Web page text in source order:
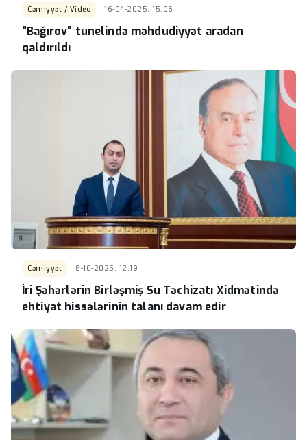
Cəmiyyət / Video 16-04-2025, 15:06
"Bağırov" tunelində məhdudiyyət aradan
qaldırıldı
Cəmiyyət 8-10-2025, 12:19
İri Şəhərlərin Birləşmiş Su Təchizatı Xidmətində
ehtiyat hissələrinin talanı davam edir